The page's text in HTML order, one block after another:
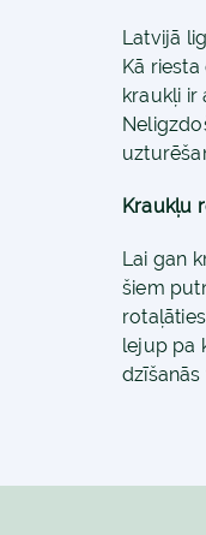
Latvijā
Kā
kraukļi ir
Kraukļu
Lai gan
šiem
lejup pa